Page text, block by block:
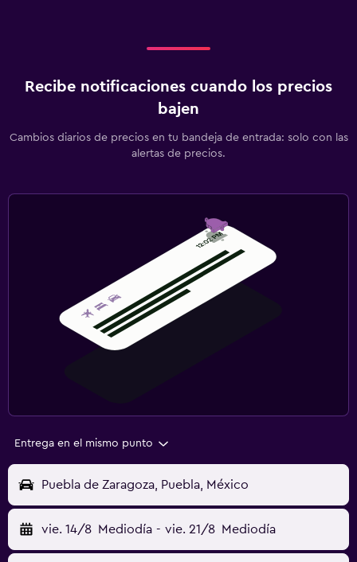
Recibe notificaciones cuando los precios
bajen
Cambios diarios de precios en tu bandeja de entrada: solo con las
alertas de precios.
Entrega en el mismo punto
Puebla de Zaragoza, Puebla, México
vie. 14/8 Mediodía - vie. 21/8 Mediodía